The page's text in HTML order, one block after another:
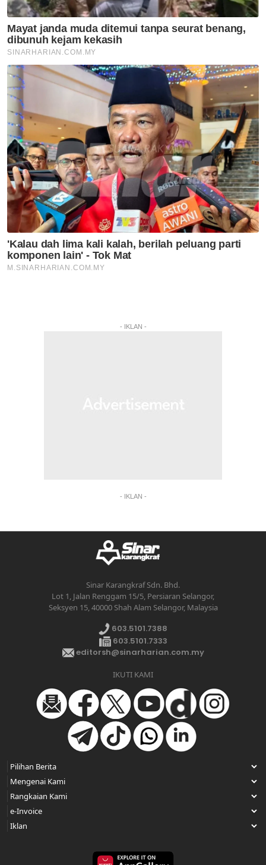
- IKLAN -
- IKLAN -
Sinar Karangkraf Sdn. Bhd.
Lot 1, Jalan Renggam 15/5, Persiaran Selangor,
Seksyen 15, 40000 Shah Alam Selangor, Malaysia
603.5101.7388
603.5101.7333
editorsh@sinarharian.com.my
IKUTI KAMI